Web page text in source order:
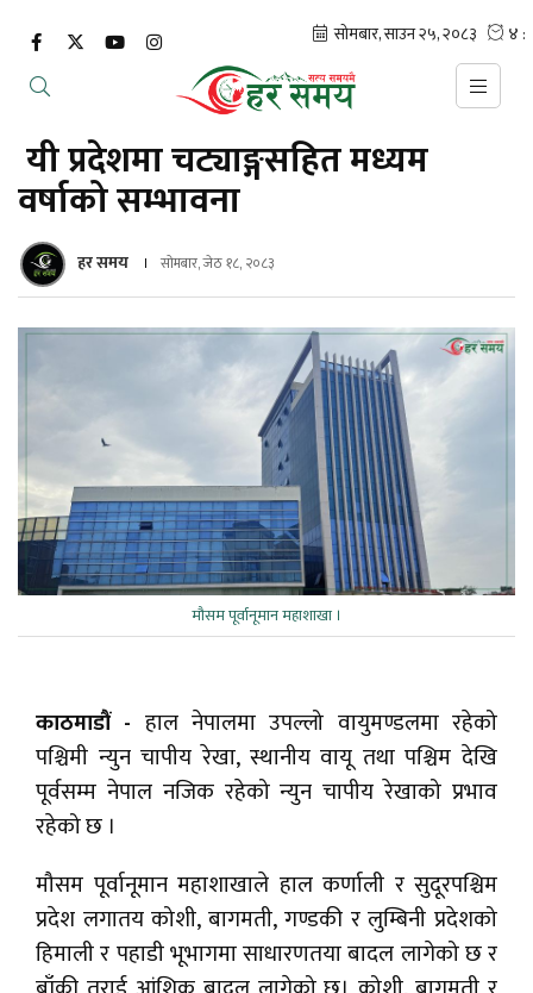
यी प्रदेशमा चट्याङ्गसहित मध्यम
वर्षाको सम्भावना
हर समय सोमबार, जेठ १८, २०८३
मौसम पूर्वानूमान महाशाखा ।
काठमाडौं - हाल नेपालमा उपल्लो वायुमण्डलमा रहेको
पश्चिमी न्युन चापीय रेखा, स्थानीय वायू तथा पश्चिम देखि
पूर्वसम्म नेपाल नजिक रहेको न्युन चापीय रेखाको प्रभाव
रहेको छ ।
मौसम पूर्वानूमान महाशाखाले हाल कर्णाली र सुदूरपश्चिम
प्रदेश लगातय कोशी, बागमती, गण्डकी र लुम्बिनी प्रदेशको
हिमाली र पहाडी भूभागमा साधारणतया बादल लागेको छ र